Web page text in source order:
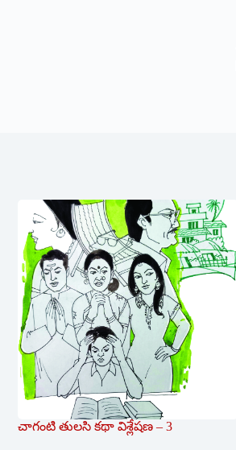
చాగంటి తులసి కథా విశ్లేషణ – 3